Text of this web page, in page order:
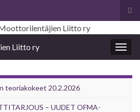
Liitto ry
teoriakokeet 20.2.2026
– UUDET OFMA-